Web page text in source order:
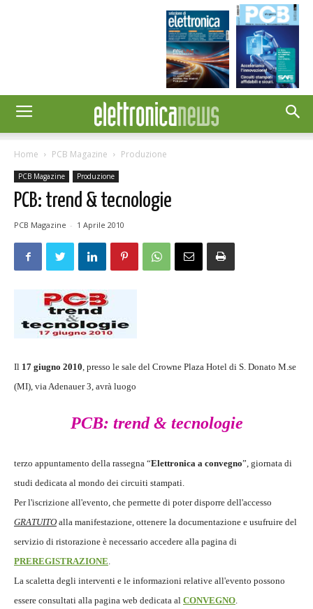
Home PCB Magazine Produzione
PCB Magazine Produzione
PCB: trend & tecnologie
PCB Magazine - 1 Aprile 2010
Il 17 giugno 2010, presso le sale del Crowne Plaza Hotel di S. Donato M.se
(MI), via Adenauer 3, avrà luogo
PCB: trend & tecnologie
terzo appuntamento della rassegna “Elettronica a convegno”, giornata di
studi dedicata al mondo dei circuiti stampati.
Per l'iscrizione all'evento, che permette di poter disporre dell'accesso
GRATUITO alla manifestazione, ottenere la documentazione e usufruire del
servizio di ristorazione è necessario accedere alla pagina di
PREREGISTRAZIONE.
La scaletta degli interventi e le informazioni relative all'evento possono
essere consultati alla pagina web dedicata al CONVEGNO.